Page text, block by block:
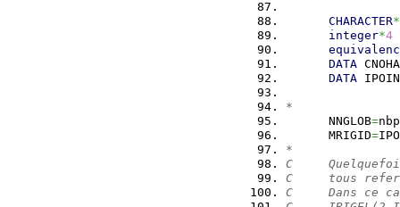
CHARACTER*
integer*4
DATA CNOHA
DATA IPOIN
*
      NNGLOB
=
      MRIGID
=
*
C
C     tous
C     Dans ce